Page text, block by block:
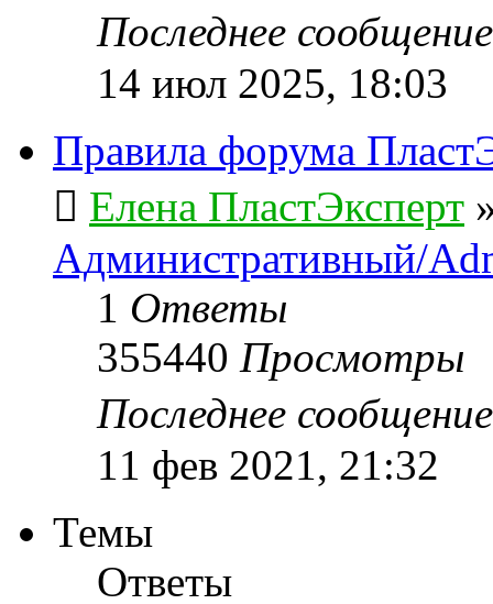
Последнее
14 июл 2025, 18:03
Правила форума
Елена ПластЭксперт
Административный/
1 Ответы
355440 Просмотры
Последнее
11 фев 2021, 21:32
Темы
Ответы